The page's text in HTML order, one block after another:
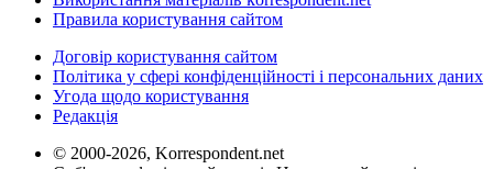
Правила користування сайтом
Договір користування сайтом
Політика у сфері конфіденційності і персональних даних
Угода щодо користування
Редакція
© 2000-2026, Korrespondent.net